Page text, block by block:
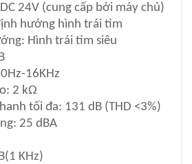
24V (cung cấp bởi máy chủ)
hướng hình trái tim
Hình trái tim siêu
16KHz
2 kΩ
tối đa: 131 dB (THD <3%)
25 dBA
KHz)